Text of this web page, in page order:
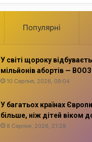
Популярні
У світі щороку
мільйонів абортів — ВООЗ
10 Серпня, 2026, 09:04
У багатьох країнах
більше, ніж дітей віком
8 Серпня, 2026, 21:28